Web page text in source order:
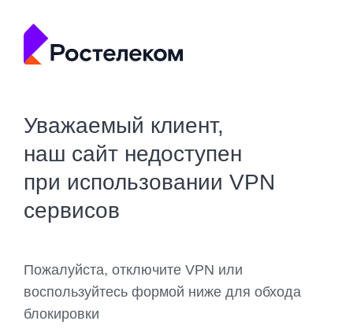
Уважаемый клиент,
наш сайт недоступен
при использовании VPN
сервисов
Пожалуйста, отключите VPN или
воспользуйтесь формой ниже для обхода
блокировки